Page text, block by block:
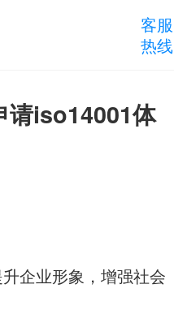
客服
热线
请iso14001体
企业形象，增强社会